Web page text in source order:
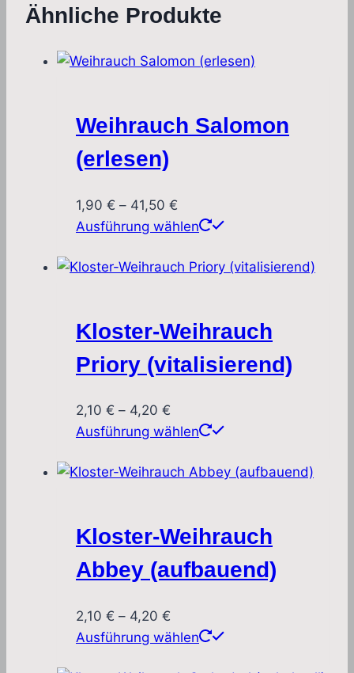
Ähnliche Produkte
Weihrauch Salomon
(erlesen)
1,90 € – 41,50 €
1,90 €
41,50 €
Ausführung wählen
Dieses
weist
auf.
Optionen
gewählt
Kloster-Weihrauch
Priory (vitalisierend)
2,10 € – 4,20 €
2,10 €
4,20 €
Ausführung wählen
Dieses
weist
auf.
Optionen
Kloster-Weihrauch
Abbey (aufbauend)
2,10 € – 4,20 €
2,10 €
Ausführung wählen
Dieses